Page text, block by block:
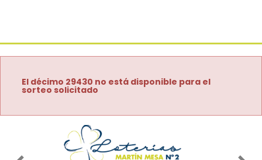
El décimo 29430 no está disponible para el
sorteo solicitado